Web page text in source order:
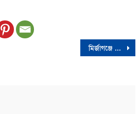
মির্জাগঞ্জে ডান্ডাবেড়ি নিয়েই বাবার জানাজায় ছাত্রদল নেতা